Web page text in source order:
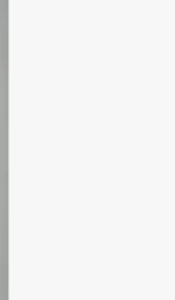
og rødvin under
cm bredde, og finn